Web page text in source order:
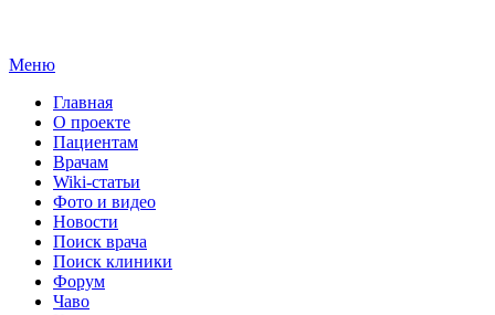
Меню
Главная
О проекте
Пациентам
Врачам
Wiki-статьи
Фото и видео
Новости
Поиск врача
Поиск клиники
Форум
Чаво